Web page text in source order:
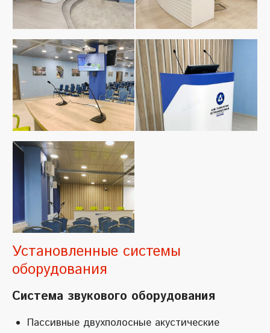
Установленные системы
оборудования
Система звукового оборудования
Пассивные двухполосные акустические